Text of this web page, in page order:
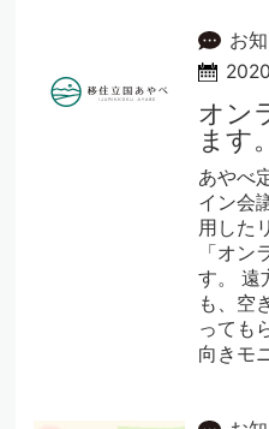
お
オン
ます。
あやべ
イン会
用した
「オン
す。 遠
も、空
っても
向きモ